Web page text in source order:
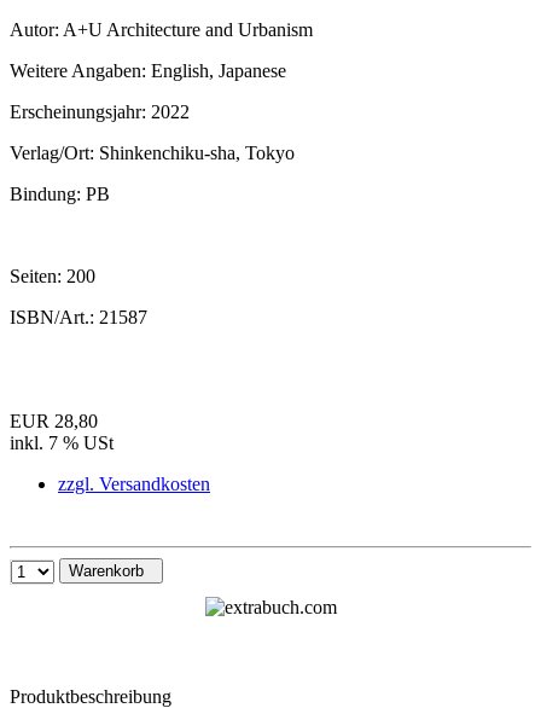
Autor: A+U Architecture and Urbanism
Weitere Angaben: English, Japanese
Erscheinungsjahr: 2022
Verlag/Ort: Shinkenchiku-sha, Tokyo
Bindung: PB
Seiten: 200
ISBN/Art.: 21587
EUR 28,80
inkl. 7 % USt
zzgl. Versandkosten
Warenkorb
Produktbeschreibung